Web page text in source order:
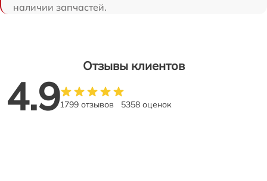
наличии запчастей.
Отзывы клиентов
4.91799 отзывов 5358 оценок